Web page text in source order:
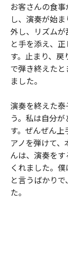
お客さんの食
し、演奏が始
外し、リズム
と手を添え、
す。止まり、
で弾き終えた
ました。
演奏を終えた
う。私は自分
す。ぜんぜん
アノを弾けて
んは、演奏を
くれました。
と言うばかり
た。